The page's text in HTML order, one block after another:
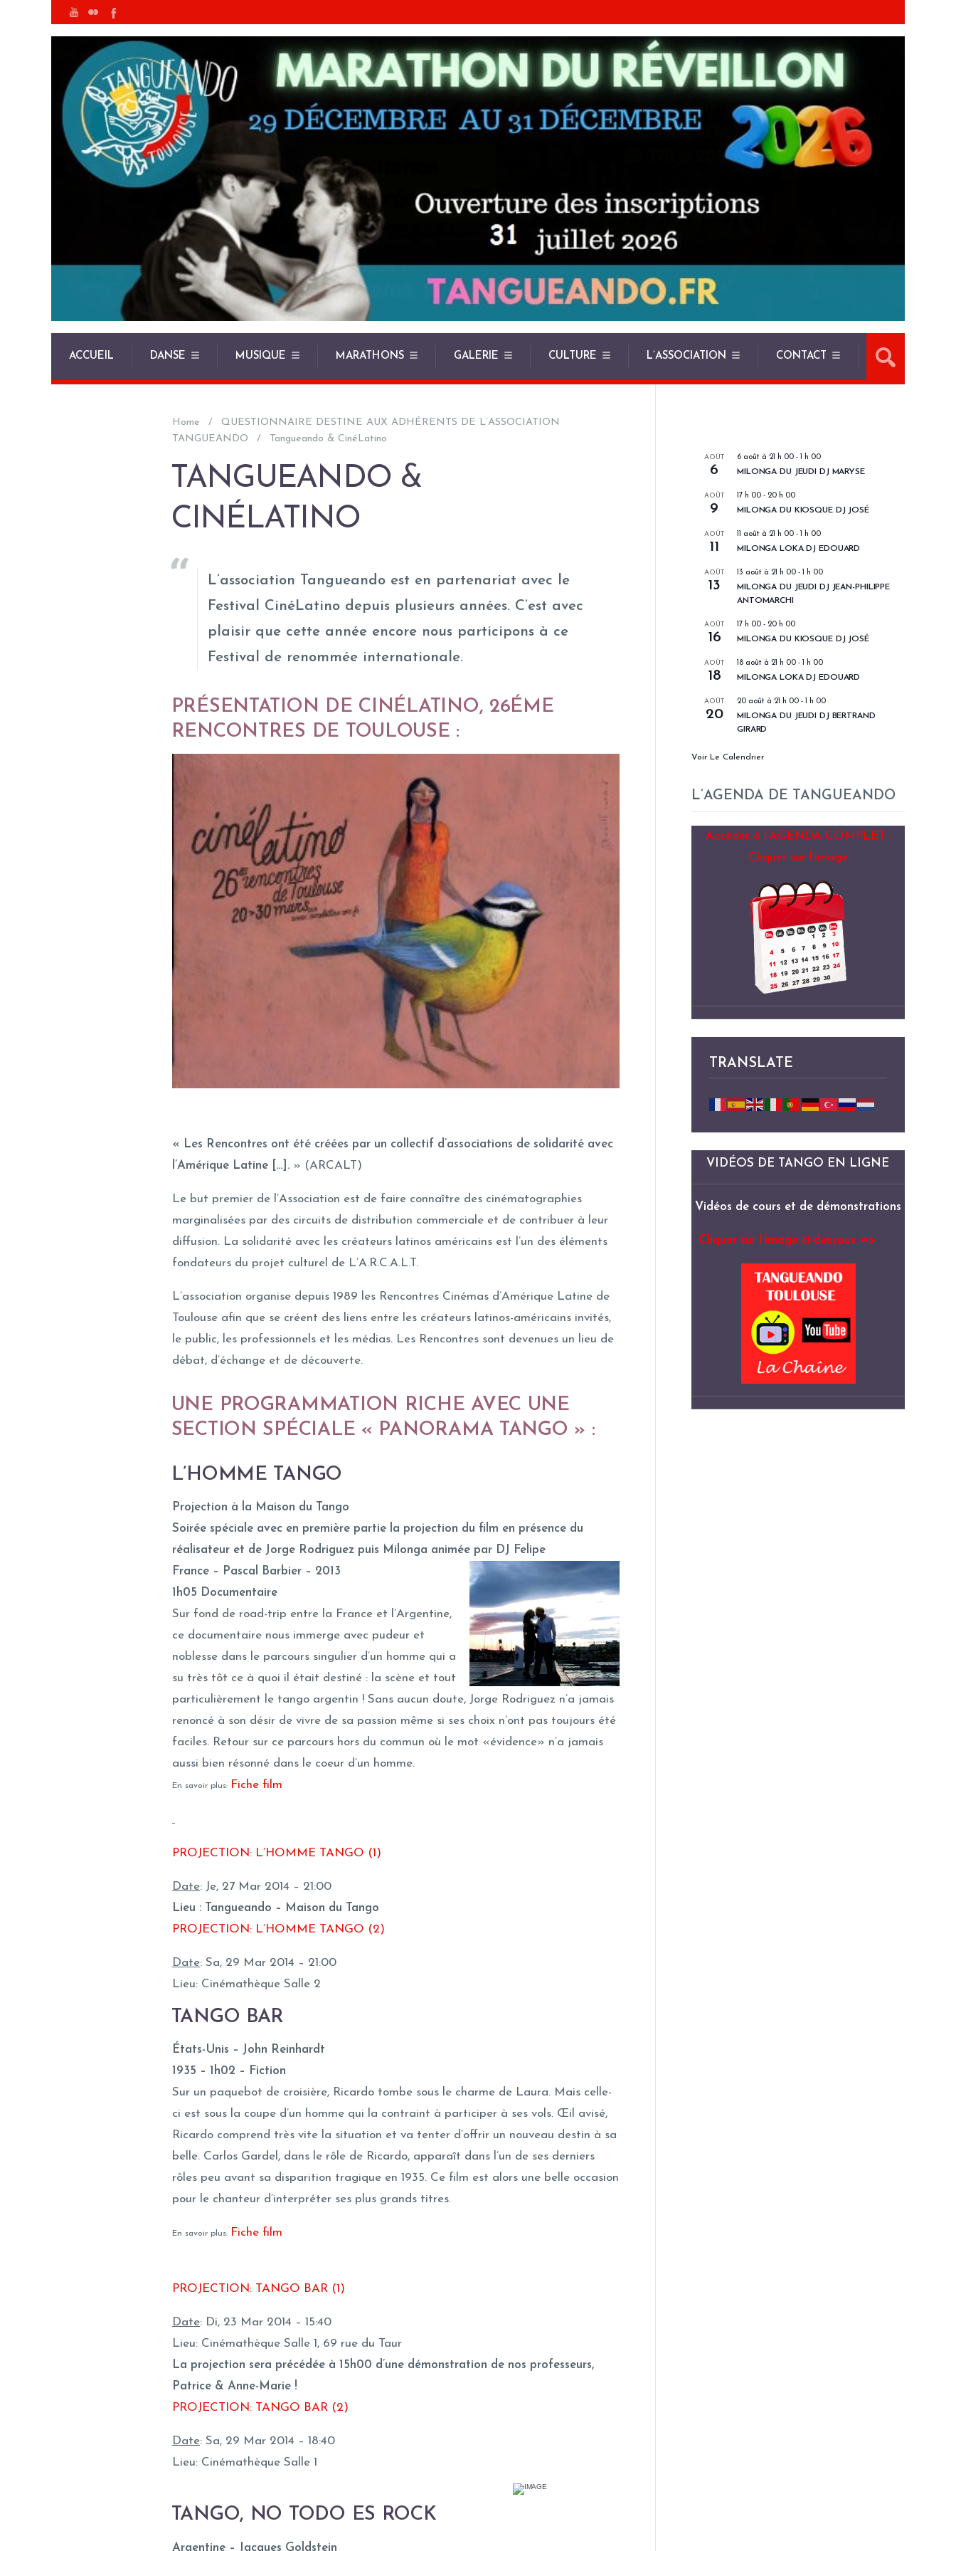
ACCUEIL DANSE MUSIQUE MARATHONS GALERIE CULTURE L’ASSOCIATION CONTACT
Home
QUESTIONNAIRE DESTINE AUX ADHÉRENTS DE L’ASSOCIATION
TANGUEANDO
Tangueando & CinéLatino
TANGUEANDO &
CINÉLATINO
L’association Tangueando est en partenariat avec le
Festival CinéLatino depuis plusieurs années. C’est avec
plaisir que cette année encore nous participons à ce
Festival de renommée internationale.
PRÉSENTATION DE CINÉLATINO, 26ÉME
RENCONTRES DE TOULOUSE :
« Les Rencontres ont été créées par un collectif d’associations de solidarité avec
l’Amérique Latine […]. » (ARCALT)
Le but premier de l’Association est de faire connaître des cinématographies
marginalisées par des circuits de distribution commerciale et de contribuer à leur
diffusion. La solidarité avec les créateurs latinos américains est l’un des éléments
fondateurs du projet culturel de L’A.R.C.A.L.T.
L’association organise depuis 1989 les Rencontres Cinémas d’Amérique Latine de
Toulouse afin que se créent des liens entre les créateurs latinos-américains invités,
le public, les professionnels et les médias. Les Rencontres sont devenues un lieu de
débat, d’échange et de découverte.
UNE PROGRAMMATION RICHE AVEC UNE
SECTION SPÉCIALE « PANORAMA TANGO » :
L’HOMME TANGO
Projection à la Maison du Tango
Soirée spéciale avec en première partie la projection du film en présence du
réalisateur et de Jorge Rodriguez puis Milonga animée par DJ Felipe
France – Pascal Barbier – 2013
1h05 Documentaire
Sur fond de road-trip entre la France et l’Argentine,
ce documentaire nous immerge avec pudeur et
noblesse dans le parcours singulier d’un homme qui a
su très tôt ce à quoi il était destiné : la scène et tout
particulièrement le tango argentin ! Sans aucun doute, Jorge Rodriguez n’a jamais
renoncé à son désir de vivre de sa passion même si ses choix n’ont pas toujours été
faciles. Retour sur ce parcours hors du commun où le mot «évidence» n’a jamais
aussi bien résonné dans le coeur d’un homme.
En savoir plus: Fiche film
PROJECTION: L’HOMME TANGO (1)
Date: Je, 27 Mar 2014 – 21:00
Lieu : Tangueando – Maison du Tango
PROJECTION: L’HOMME TANGO (2)
Date: Sa, 29 Mar 2014 – 21:00
Lieu: Cinémathèque Salle 2
TANGO BAR
États-Unis – John Reinhardt
1935 – 1h02 – Fiction
Sur un paquebot de croisière, Ricardo tombe sous le charme de Laura. Mais celle-
ci est sous la coupe d’un homme qui la contraint à participer à ses vols. Œil avisé,
Ricardo comprend très vite la situation et va tenter d’offrir un nouveau destin à sa
belle. Carlos Gardel, dans le rôle de Ricardo, apparaît dans l’un de ses derniers
rôles peu avant sa disparition tragique en 1935. Ce film est alors une belle occasion
pour le chanteur d’interpréter ses plus grands titres.
En savoir plus: Fiche film
PROJECTION: TANGO BAR (1)
Date: Di, 23 Mar 2014 – 15:40
Lieu: Cinémathèque Salle 1, 69 rue du Taur
La projection sera précédée à 15h00 d’une démonstration de nos professeurs,
Patrice & Anne-Marie !
PROJECTION: TANGO BAR (2)
Date: Sa, 29 Mar 2014 – 18:40
Lieu: Cinémathèque Salle 1
TANGO, NO TODO ES ROCK
Argentine – Jacques Goldstein
AOÛT
6
6 août à 21 h 00 - 1 h 00
MILONGA DU JEUDI DJ MARYSE
AOÛT
9
17 h 00 - 20 h 00
MILONGA DU KIOSQUE DJ JOSÉ
AOÛT
11
11 août à 21 h 00 - 1 h 00
MILONGA LOKA DJ EDOUARD
AOÛT
13
13 août à 21 h 00 - 1 h 00
MILONGA DU JEUDI DJ JEAN-PHILIPPE
ANTOMARCHI
AOÛT
16
17 h 00 - 20 h 00
MILONGA DU KIOSQUE DJ JOSÉ
AOÛT
18
18 août à 21 h 00 - 1 h 00
MILONGA LOKA DJ EDOUARD
AOÛT
20
20 août à 21 h 00 - 1 h 00
MILONGA DU JEUDI DJ BERTRAND
GIRARD
Voir Le Calendrier
L’AGENDA DE TANGUEANDO
Accéder à l’AGENDA COMPLET :
Cliquer sur l’image
TRANSLATE
VIDÉOS DE TANGO EN LIGNE
Vidéos de cours et de démonstrations
Cliquer sur l’image ci-dessous =>